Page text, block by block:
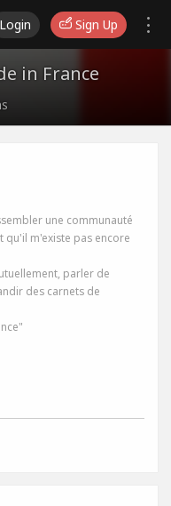
Login Sign Up
in France
une communauté
qu'il m'existe pas encore
parler de
des carnets de